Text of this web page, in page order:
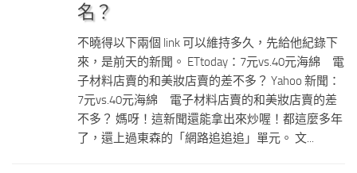
名？
不曉得以下兩個 link 可以維持多久，先給他紀錄下
來，是前天的新聞。 ETtoday：7元vs.40元海綿 電
子材料店賣的和美妝店賣的差不多？ Yahoo 新聞：
7元vs.40元海綿 電子材料店賣的和美妝店賣的差
不多？ 媽呀！這新聞還能拿出來炒喔！都這麼多年
了，還上過東森的「網路追追追」單元。 文...